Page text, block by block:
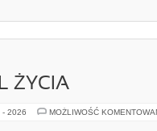
ŻYCIA
- 2026 MOŻLIWOŚĆ